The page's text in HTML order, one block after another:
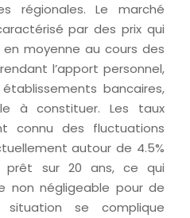
régionales. Le marché
par des prix qui
moyenne au cours des
l’apport personnel,
bancaires,
à constituer. Les taux
connu des fluctuations
autour de 4.5%
prêt sur 20 ans, ce qui
non négligeable pour de
situation se complique